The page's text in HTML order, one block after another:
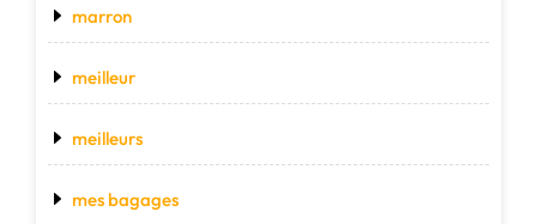
marron
meilleur
meilleurs
mes bagages